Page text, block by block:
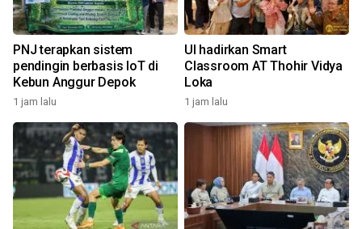
PNJ terapkan sistem
pendingin berbasis IoT di
Kebun Anggur Depok
1 jam lalu
UI hadirkan Smart
Classroom AT Thohir Vidya
Loka
1 jam lalu